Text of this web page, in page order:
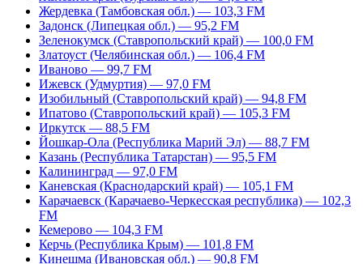
Жердевка (Тамбовская обл.) — 103,3 FM
Задонск (Липецкая обл.) — 95,2 FM
Зеленокумск (Ставропольский край) — 100,0 FM
Златоуст (Челябинская обл.) — 106,4 FM
Иваново — 99,7 FM
Ижевск (Удмуртия) — 97,0 FM
Изобильный (Ставропольский край) — 94,8 FM
Ипатово (Ставропольский край) — 105,3 FM
Иркутск — 88,5 FM
Йошкар-Ола (Республика Марий Эл) — 88,7 FM
Казань (Республика Татарстан) — 95,5 FM
Калининград — 97,0 FM
Каневская (Краснодарский край) — 105,1 FM
Карачаевск (Карачаево-Черкесская республика) — 102,3
FM
Кемерово — 104,3 FM
Керчь (Республика Крым) — 101,8 FM
Кинешма (Ивановская обл.) — 90,8 FM